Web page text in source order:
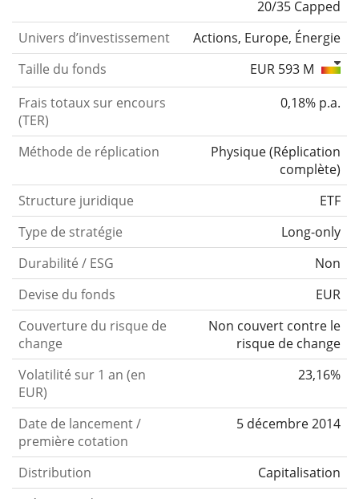
20/35 Capped
Univers d’investissement
Actions, Europe, Énergie
Taille du fonds
EUR 593 M
Frais totaux sur encours
(TER)
0,18% p.a.
Méthode de réplication Physique(Réplication
complète)
Structure juridique
ETF
Type de stratégie
Long-only
Durabilité / ESG
Non
Devise du fonds
EUR
Couverture du risque de
change
Non couvert contre le
risque de change
Volatilité sur 1 an (en
EUR)
23,16%
Date de lancement /
première cotation
5 décembre 2014
Distribution
Capitalisation